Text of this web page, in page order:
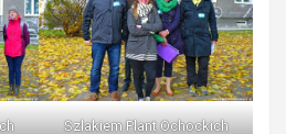
Szlakiem Plant Ochockich